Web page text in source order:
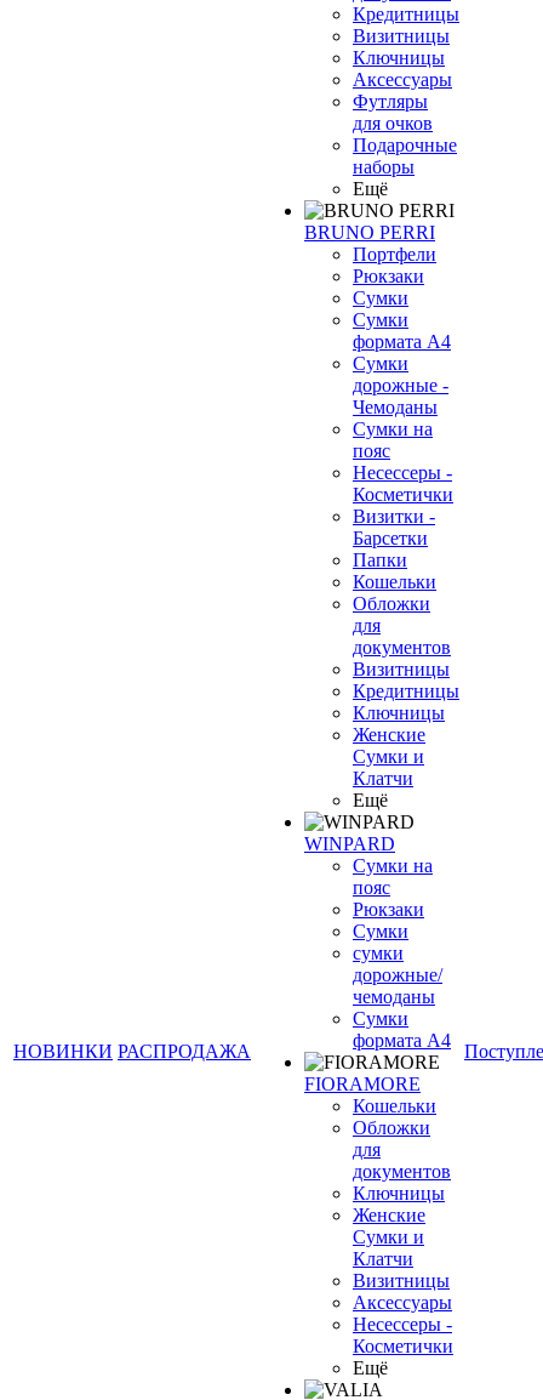
НОВИНКИ РАСПРОДАЖА
Кредитницы
Визитницы
Ключницы
Аксессуары
Футляры
для очков
Подарочные
наборы
Ещё
BRUNO PERRI
Портфели
Рюкзаки
Сумки
Сумки
формата А4
Сумки
дорожные -
Чемоданы
Сумки на
пояс
Несессеры -
Косметички
Визитки -
Барсетки
Папки
Кошельки
Обложки
для
документов
Визитницы
Кредитницы
Ключницы
Женские
Сумки и
Клатчи
Ещё
WINPARD
Сумки на
пояс
Рюкзаки
Сумки
сумки
дорожные/
чемоданы
Сумки
формата А4
FIORAMORE
Кошельки
Обложки
для
документов
Ключницы
Женские
Сумки и
Клатчи
Визитницы
Аксессуары
Несессеры -
Косметички
Ещё